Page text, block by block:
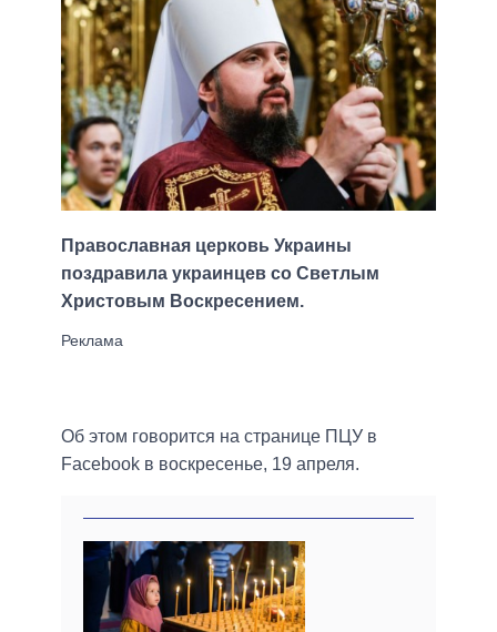
Православная церковь Украины
поздравила украинцев со Светлым
Христовым Воскресением.
Об этом говорится на странице ПЦУ в
Facebook в воскресенье, 19 апреля.